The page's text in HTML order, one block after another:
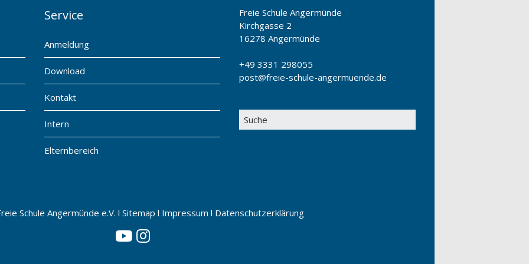
Service
Anmeldung
Download
Kontakt
Intern
Elternbereich
Freie Schule Angermünde
Kirchgasse 2
16278 Angermünde
+49 3331 298055
post@freie-schule-angermuende.de
Schule Angermünde e.V. l Sitemap l Impressum l Datenschutzerklärung